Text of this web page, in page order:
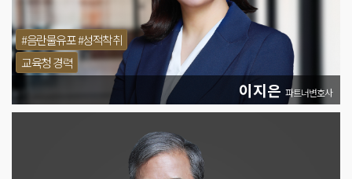
#음란물유포 #성적착취
교육청 경력
이지은 파트너변호사